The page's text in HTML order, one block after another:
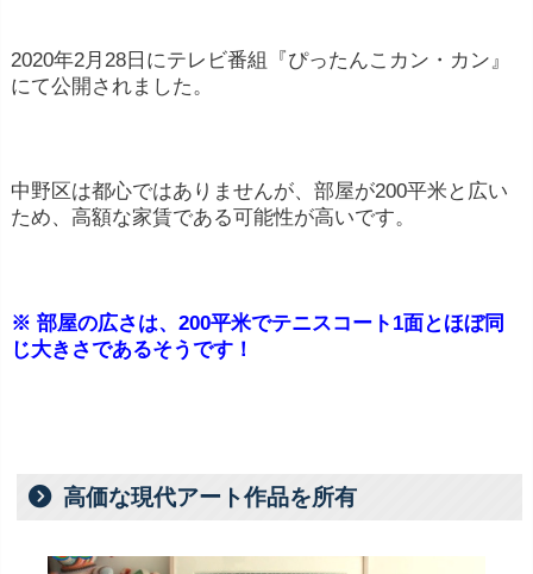
2020年2月28日にテレビ番組『ぴったんこカン・カン』
にて公開されました。
中野区は都心ではありませんが、部屋が200平米と広い
ため、高額な家賃である可能性が高いです。
※ 部屋の広さは、200平米でテニスコート1面とほぼ同
じ大きさであるそうです！
高価な現代アート作品を所有